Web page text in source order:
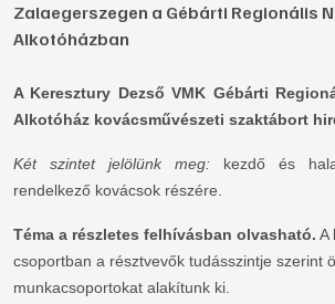
Zalaegerszegen a Gébárti Regionális
Alkotóházban
A Keresztury Dezső VMK Gébárti
Alkotóház kovácsművészeti szaktábort
Két szintet jelölünk meg: kezdő és
rendelkező kovácsok részére.
Téma a részletes felhívásban olvasható. A
csoportban a résztvevők tudásszintje szerint
munkacsoportokat alakítunk ki.